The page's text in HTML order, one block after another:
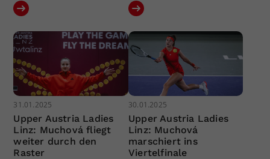
31.01.2025
Upper Austria Ladies
Linz: Muchová fliegt
weiter durch den
Raster
30.01.2025
Upper Austria Ladies
Linz: Muchová
marschiert ins
Viertelfinale